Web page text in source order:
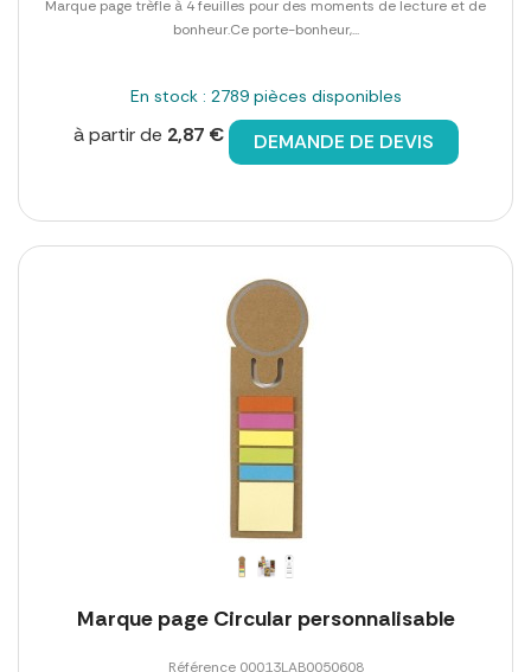
Marque page trèfle à 4 feuilles pour des moments de lecture et de
bonheur.Ce porte-bonheur,...
En stock : 2789 pièces disponibles
à partir de 2,87 € DEMANDE DE DEVIS
Marque page Circular personnalisable
Référence 00013LAB0050608